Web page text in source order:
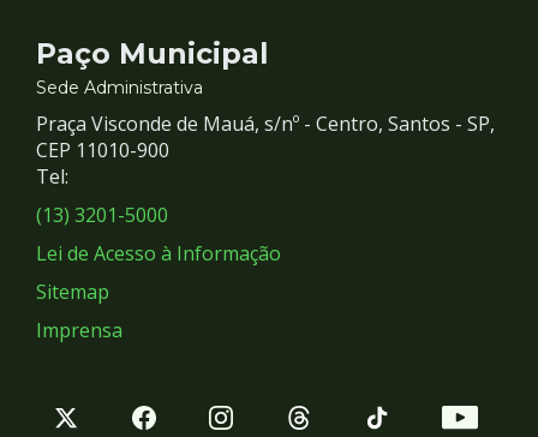
Contato
e
Redes
Sociais
Paço Municipal
Sede Administrativa
Praça Visconde de Mauá, s/nº - Centro, Santos - SP,
CEP 11010-900
Tel:
(13) 3201-5000
Lei de Acesso à Informação
Sitemap
Imprensa